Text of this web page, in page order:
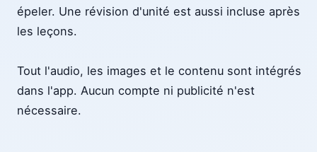
épeler. Une révision d'unité est aussi incluse après
les leçons.
Tout l'audio, les images et le contenu sont intégrés
dans l'app. Aucun compte ni publicité n'est
nécessaire.